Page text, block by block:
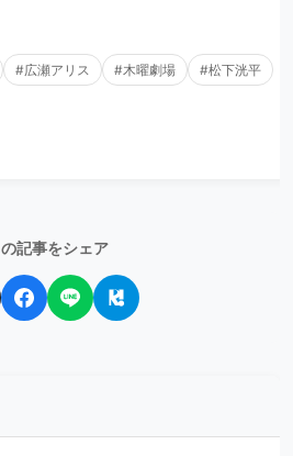
#広瀬アリス #木曜劇場
#松下洸平
記事をシェア